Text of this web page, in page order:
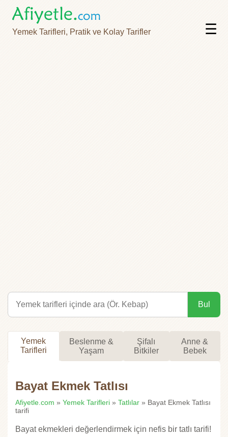
Yemek Tarifleri, Pratik ve Kolay Tarifler ☰
Bul
Yemek
Tarifleri
Beslenme &
Yaşam
Şifalı
Bitkiler
Anne &
Bebek
Bayat Ekmek Tatlısı
Afiyetle.com » Yemek Tarifleri » Tatlılar » Bayat Ekmek Tatlısı
tarifi
Bayat ekmekleri değerlendirmek için nefis bir tatlı tarifi!